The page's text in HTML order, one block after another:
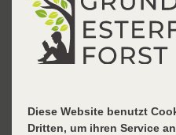
Sie sorgen für friedliche
anderem Streitigkeiten
schlichten. Zudem
Zu unseren
Diese Website benutzt
Dritten, um ihren Service